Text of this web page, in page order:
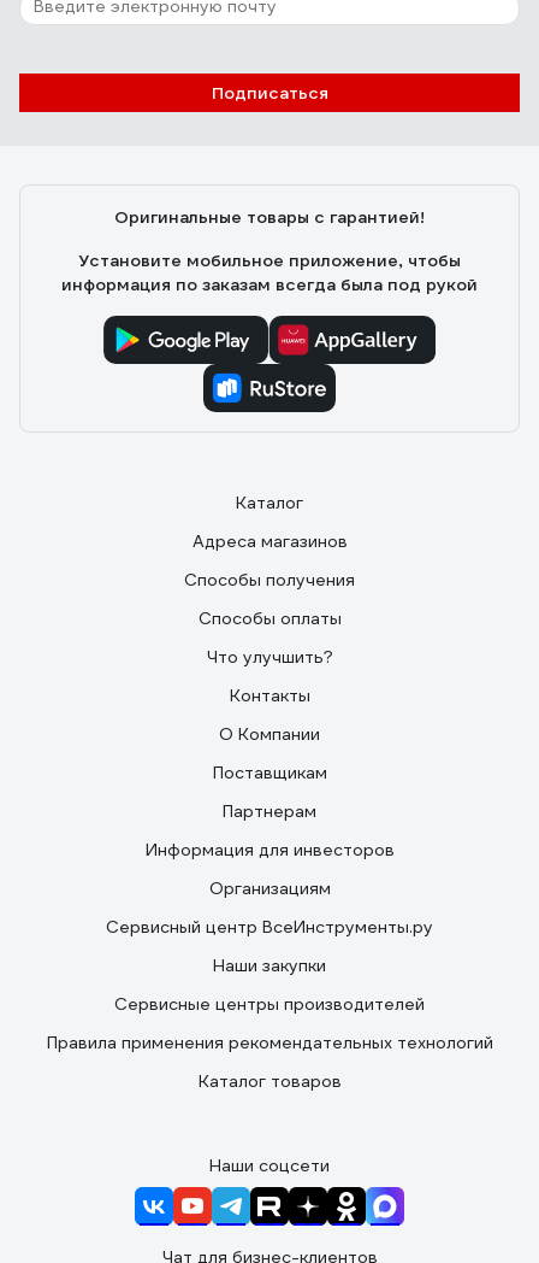
Подписаться
Оригинальные товары с гарантией!
Установите мобильное приложение, чтобы
информация по заказам всегда была под рукой
Каталог
Адреса магазинов
Способы получения
Способы оплаты
Что улучшить?
Контакты
О Компании
Поставщикам
Партнерам
Информация для инвесторов
Организациям
Сервисный центр ВсеИнструменты.ру
Наши закупки
Сервисные центры производителей
Правила применения рекомендательных технологий
Каталог товаров
Наши соцсети
Чат для бизнес-клиентов